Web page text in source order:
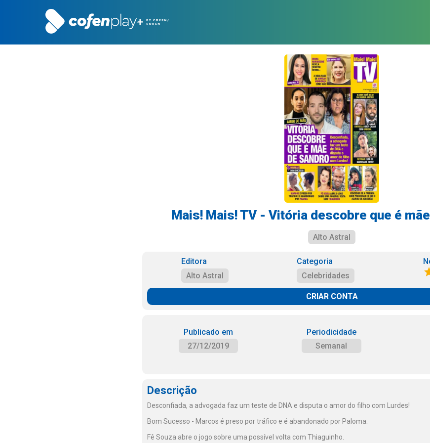
Mais! Mais! TV - Vitória descobre que é
Alto Astral
Editora
Alto Astral
Categoria
Celebridades
CRIAR CONTA
Publicado em
27/12/2019
Periodicidade
Semanal
Descrição
Desconfiada, a advogada faz um teste de DNA e disputa o amor do filho com Lurdes!
Bom Sucesso - Marcos é preso por tráfico e é abandonado por Paloma.
Fê Souza abre o jogo sobre uma possível volta com Thiaguinho.